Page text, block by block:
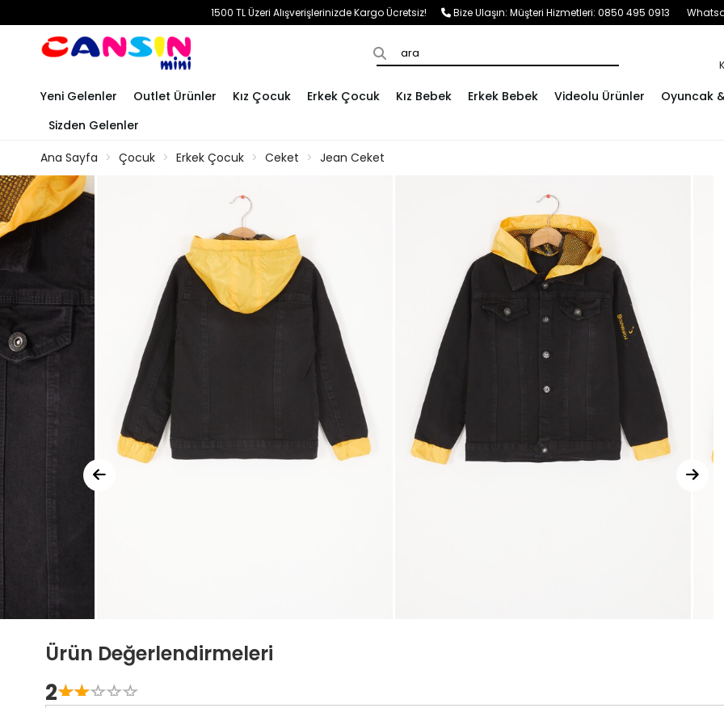
1500 TL Üzeri Alışverişlerinizde Kargo Ücretsiz! Bize Ulaşın: Müşteri Hizmetleri: 0850 495 0913
Yeni Gelenler Outlet Ürünler Kız Çocuk Erkek Çocuk Kız Bebek Erkek Bebek Videolu Ürünler Oyuncak
Sizden Gelenler
Ana Sayfa
Çocuk Erkek Çocuk Ceket Jean Ceket
Ürün Değerlendirmeleri
2☆☆☆☆☆
★★★★★